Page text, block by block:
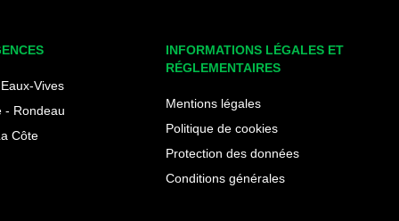
Vives
- Rondeau
Côte
INFORMATIONS LÉGALES ET
RÉGLEMENTAIRES
Mentions légales
Politique de cookies
Protection des données
Conditions générales